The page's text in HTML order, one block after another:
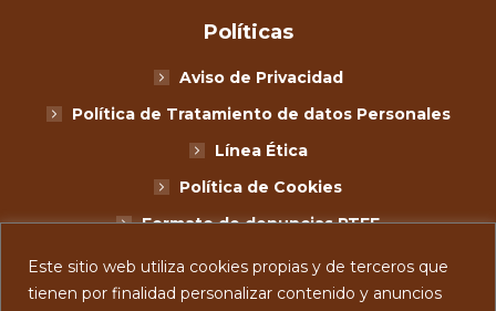
Este sitio web utiliza cookies propias y de terceros que
tienen por finalidad personalizar contenido y anuncios
Políticas
Aviso de Privacidad
Política de Tratamiento de datos Personales
Línea Ética
Política de Cookies
Formato de denuncias PTEE
Términos y Condiciones
Legales Promos